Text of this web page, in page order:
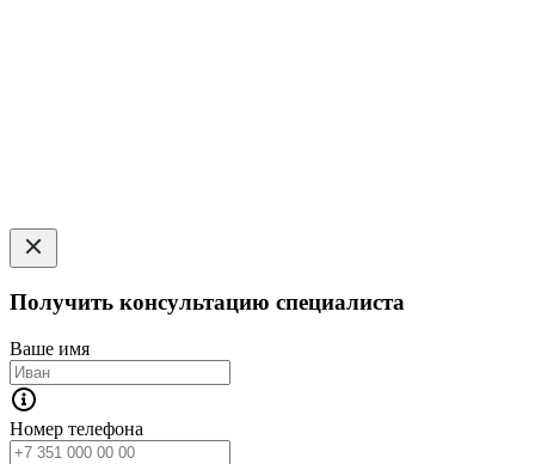
Получить консультацию специалиста
Ваше имя
Номер телефона